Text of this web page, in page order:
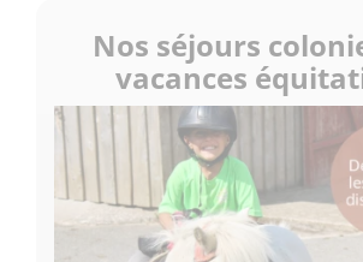
Nos séjours
vacances